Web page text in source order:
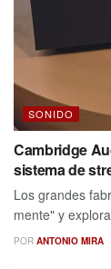
SONIDO
Cambridge
sistema de
Los grandes
mente" y
POR ANTONIO MIRA